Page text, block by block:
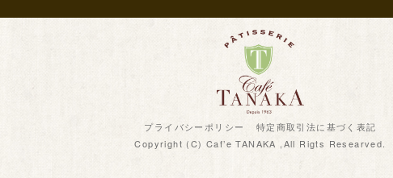
プライバシーポリシー
特定商取引法に基づく表記
Copyright (C) Caf’e TANAKA ,All Rigts Researved.